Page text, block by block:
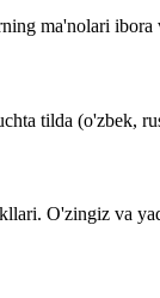
ma'nolari
tilda (o'zbek,
O'zingiz va